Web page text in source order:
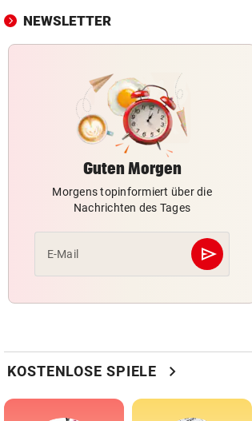
NEWSLETTER
Guten Morgen
Morgens topinformiert über die
Nachrichten des Tages
E-Mail send
KOSTENLOSE SPIELE chevron_right